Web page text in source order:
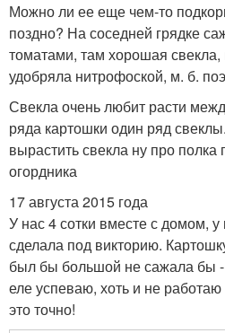
Можно ли ее еще чем-то
поздно? На соседней грядке
томатами, там хорошая свекла,
удобряла нитрофоской, м. б.
Свекла очень любит расти
ряда картошки один ряд
вырастить свекла ну про
огордника
17 августа 2015 года
У нас 4 сотки вместе с домом, у
сделала под викторию.
был бы большой не сажала бы
еле успеваю, хоть и не
это точно!